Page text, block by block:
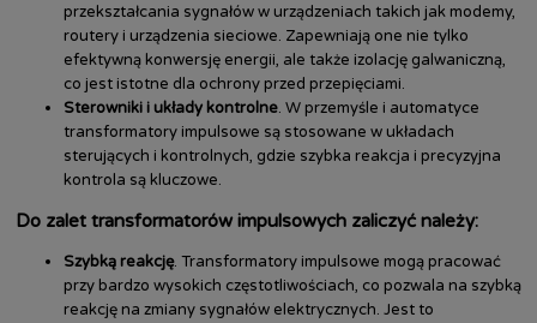
przekształcania sygnałów w urządzeniach takich jak modemy,
routery i urządzenia sieciowe. Zapewniają one nie tylko
efektywną konwersję energii, ale także izolację galwaniczną,
co jest istotne dla ochrony przed przepięciami.
Sterowniki i układy kontrolne. W przemyśle i automatyce
transformatory impulsowe są stosowane w układach
sterujących i kontrolnych, gdzie szybka reakcja i precyzyjna
kontrola są kluczowe.
Do zalet transformatorów impulsowych zaliczyć należy:
Szybką reakcję. Transformatory impulsowe mogą pracować
przy bardzo wysokich częstotliwościach, co pozwala na szybką
reakcję na zmiany sygnałów elektrycznych. Jest to